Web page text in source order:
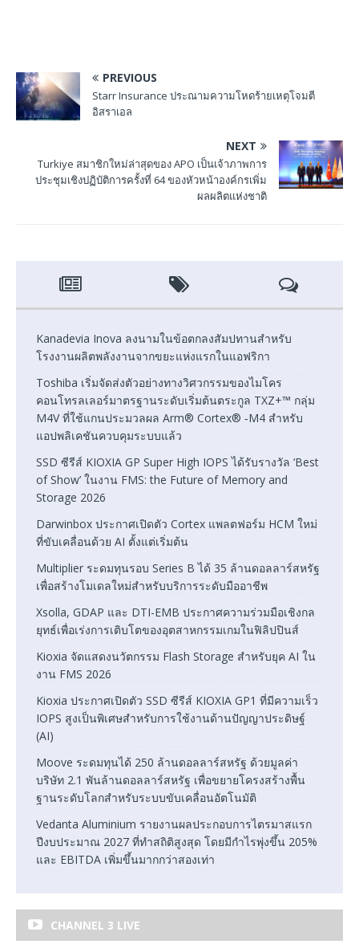
PREVIOUS
Starr Insurance ประณามความโหดร้ายเหตุโจมตี
อิสราเอล
NEXT
Turkiye สมาชิกใหม่ล่าสุดของ APO เป็นเจ้าภาพการ
ประชุมเชิงปฏิบัติการครั้งที่ 64 ของหัวหน้าองค์กรเพิ่ม
ผลผลิตแห่งชาติ
Kanadevia Inova ลงนามในข้อตกลงสัมปทานสำหรับ
โรงงานผลิตพลังงานจากขยะแห่งแรกในแอฟริกา
Toshiba เริ่มจัดส่งตัวอย่างทางวิศวกรรมของไมโคร
คอนโทรลเลอร์มาตรฐานระดับเริ่มต้นตระกูล TXZ+™ กลุ่ม
M4V ที่ใช้แกนประมวลผล Arm® Cortex® ‑M4 สำหรับ
แอปพลิเคชันควบคุมระบบแล้ว
SSD ซีรีส์ KIOXIA GP Super High IOPS ได้รับรางวัล ‘Best
of Show’ ในงาน FMS: the Future of Memory and
Storage 2026
Darwinbox ประกาศเปิดตัว Cortex แพลตฟอร์ม HCM ใหม่
ที่ขับเคลื่อนด้วย AI ตั้งแต่เริ่มต้น
Multiplier ระดมทุนรอบ Series B ได้ 35 ล้านดอลลาร์สหรัฐ
เพื่อสร้างโมเดลใหม่สำหรับบริการระดับมืออาชีพ
Xsolla, GDAP และ DTI-EMB ประกาศความร่วมมือเชิงกล
ยุทธ์เพื่อเร่งการเติบโตของอุตสาหกรรมเกมในฟิลิปปินส์
Kioxia จัดแสดงนวัตกรรม Flash Storage สำหรับยุค AI ใน
งาน FMS 2026
Kioxia ประกาศเปิดตัว SSD ซีรีส์ KIOXIA GP1 ที่มีความเร็ว
IOPS สูงเป็นพิเศษสำหรับการใช้งานด้านปัญญาประดิษฐ์
(AI)
Moove ระดมทุนได้ 250 ล้านดอลลาร์สหรัฐ ด้วยมูลค่า
บริษัท 2.1 พันล้านดอลลาร์สหรัฐ เพื่อขยายโครงสร้างพื้น
ฐานระดับโลกสำหรับระบบขับเคลื่อนอัตโนมัติ
Vedanta Aluminium รายงานผลประกอบการไตรมาสแรก
ปีงบประมาณ 2027 ที่ทำสถิติสูงสุด โดยมีกำไรพุ่งขึ้น 205%
และ EBITDA เพิ่มขึ้นมากกว่าสองเท่า
CHANNEL 3 LIVE